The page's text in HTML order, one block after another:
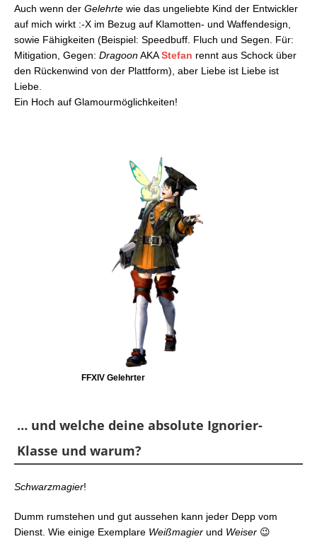
Auch wenn der Gelehrte wie das ungeliebte Kind der Entwickler
auf mich wirkt :-X im Bezug auf Klamotten- und Waffendesign,
sowie Fähigkeiten (Beispiel: Speedbuff. Fluch und Segen. Für:
Mitigation, Gegen: DragoonAKAStefan rennt aus Schock über
den Rückenwind von der Plattform), aber Liebe ist Liebe ist
Liebe.
Ein Hoch auf Glamourmöglichkeiten!
FFXIV Gelehrter
… und welche deine absolute Ignorier-
Klasse und warum?
Schwarzmagier!
Dumm rumstehen und gut aussehen kann jeder Depp vom
Dienst. Wie einige Exemplare Weißmagier und Weiser 😉